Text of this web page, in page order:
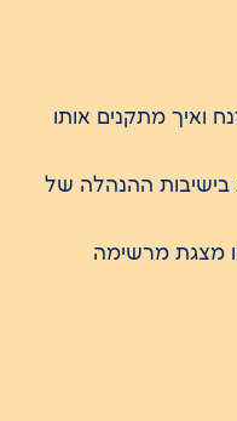
ואיך מתקנים אותו
ההנהלה של
מצגת מרשימה